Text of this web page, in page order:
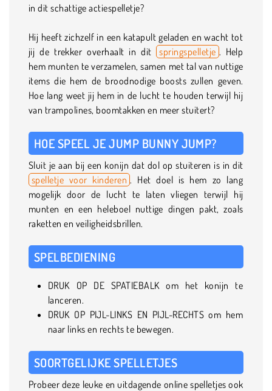
in dit schattige actiespelletje?
Hij heeft zichzelf in een katapult geladen en wacht tot
jij de trekker overhaalt in dit springspelletje . Help
hem munten te verzamelen, samen met tal van nuttige
items die hem de broodnodige boosts zullen geven.
Hoe lang weet jij hem in de lucht te houden terwijl hij
van trampolines, boomtakken en meer stuitert?
HOE SPEEL JE JUMP BUNNY JUMP?
Sluit je aan bij een konijn dat dol op stuiteren is in dit
spelletje voor kinderen . Het doel is hem zo lang
mogelijk door de lucht te laten vliegen terwijl hij
munten en een heleboel nuttige dingen pakt, zoals
raketten en veiligheidsbrillen.
SPELBEDIENING
DRUK OP DE SPATIEBALK om het konijn te
lanceren.
DRUK OP PIJL-LINKS EN PIJL-RECHTS om hem
naar links en rechts te bewegen.
SOORTGELIJKE SPELLETJES
Probeer deze leuke en uitdagende online spelletjes ook